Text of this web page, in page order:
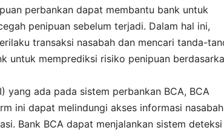
perbankan dapat membantu bank untuk
penipuan sebelum terjadi. Dalam hal ini,
transaksi nasabah dan mencari tanda-
untuk memprediksi risiko penipuan
ada pada sistem perbankan BCA, BCA
ini dapat melindungi akses informasi nasabah
Bank BCA dapat menjalankan sistem deteksi